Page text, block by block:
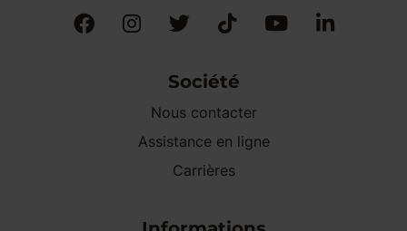
Société
Nous contacter
Assistance en ligne
Carrières